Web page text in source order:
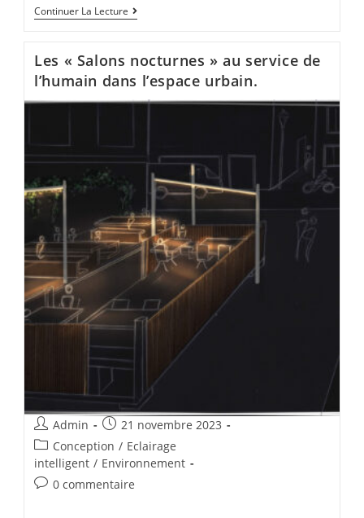
Continuer La Lecture
Les « Salons nocturnes » au service de
l’humain dans l’espace urbain.
Admin
21 novembre 2023
Conception / Eclairage
intelligent / Environnement
0 commentaire